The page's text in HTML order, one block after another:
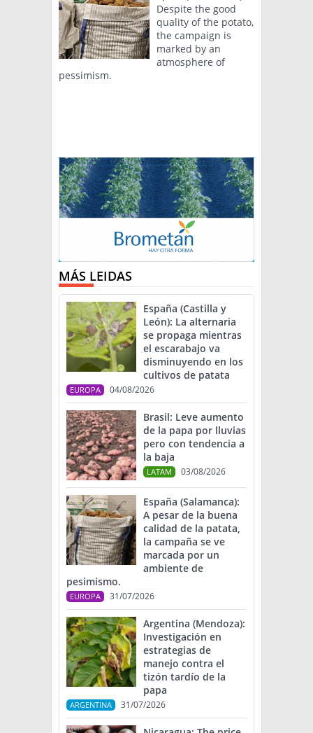
Despite the good
quality of the potato,
the campaign is
marked by an
atmosphere of
pessimism.
MÁS LEIDAS
España (Castilla y
León): La alternaria
se propaga mientras
el escarabajo va
disminuyendo en los
cultivos de patata
EUROPA 04/08/2026
Brasil: Leve aumento
de la papa por lluvias
pero con tendencia a
la baja
LATAM 03/08/2026
España (Salamanca):
A pesar de la buena
calidad de la patata,
la campaña se ve
marcada por un
ambiente de
pesimismo.
EUROPA 31/07/2026
Argentina (Mendoza):
Investigación en
estrategias de
manejo contra el
tizón tardío de la
papa
ARGENTINA 31/07/2026